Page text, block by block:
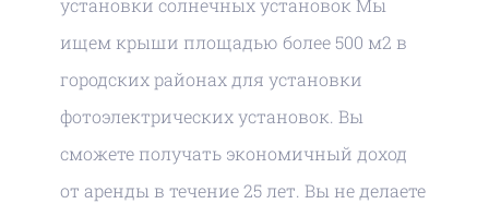
ищем крыши площадью более 500 м2 в
городских районах для установки
фотоэлектрических установок. Вы
сможете получать экономичный доход
от аренды в течение 25 лет. Вы не делаете